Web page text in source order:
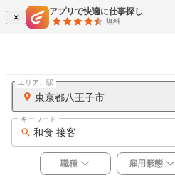
アプリで快適に仕事探し
無料
東京都八王子市
エリア、駅
和食 接客
キーワード
職種 雇用形態